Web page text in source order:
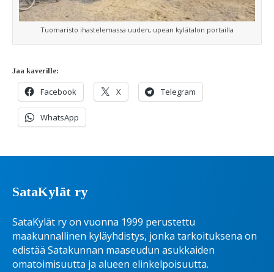
Tuomaristo ihastelemassa uuden, upean kylätalon portailla
Jaa kaverille:
Facebook X Telegram
WhatsApp
SataKylät ry
SataKylät ry on vuonna 1999 perustettu
maakunnallinen kyläyhdistys, jonka tarkoituksena on
edistää Satakunnan maaseudun asukkaiden
omatoimisuutta ja alueen elinkelpoisuutta.